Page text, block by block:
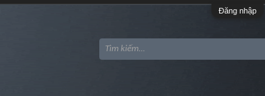
Đăng nhập